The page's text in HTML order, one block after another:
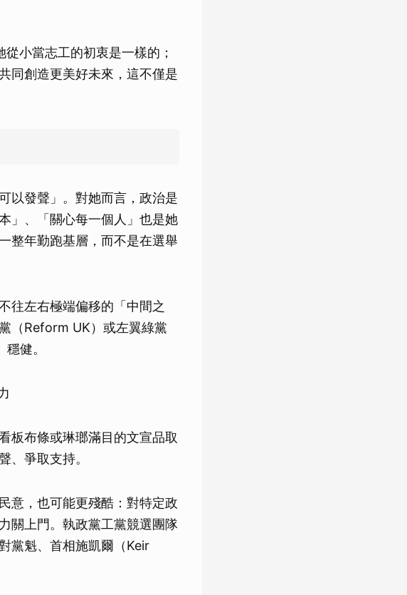
小當志工的初衷是一樣的；
同創造更美好未來，這不僅是
以發聲」。對她而言，政治是
」、「關心每一個人」也是她
整年勤跑基層，而不是在選舉
往左右極端偏移的「中間之
（Reform UK）或左翼綠黨
健。
板布條或琳瑯滿目的文宣品取
、爭取支持。
意，也可能更殘酷：對特定政
關上門。執政黨工黨競選團隊
黨魁、首相施凱爾（Keir